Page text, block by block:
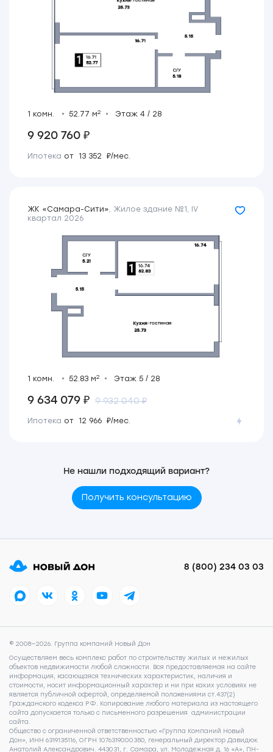
1 комн. 52.77 м2 Этаж 4 / 28
9 920 760 ₽
Ипотека от 13 352 ₽/мес.
ЖК «Самара-Сити», Жилое здание №1 , IV
квартал 2026
1 комн. 52.83 м2 Этаж 5 / 28
9 634 079 ₽ 9 932 040 ₽
Ипотека от 12 966 ₽/мес.
Не нашли подходящий вариант?
Получить консультацию
8 (800) 234 03 03
© 2008—2026. Группа компаний Новый Дон
Осуществляем весь комплекс работ по строительству жилых и нежилых
объектов недвижимости любой сложности. Вся предоставляемая на сайте
информация, касающаяся технических характеристик, наличия и
стоимости, носит информационный характер и ни при каких условиях не
является публичной офертой, определяемой положениями ст.437(2)
Гражданского кодекса РФ. Копирование любого материала из настоящего
сайта допускается только с письменного разрешения администрации
сайта.
Общество с ограниченной ответственностью «Группа Компаний Новый
Дон», ИНН 6319135116, ОГРН 1076319000350, генеральный директор Давидюк
Анатолий Александрович. 443031, г. Самара, ул. Молодежная д. 16 «А», ПН-